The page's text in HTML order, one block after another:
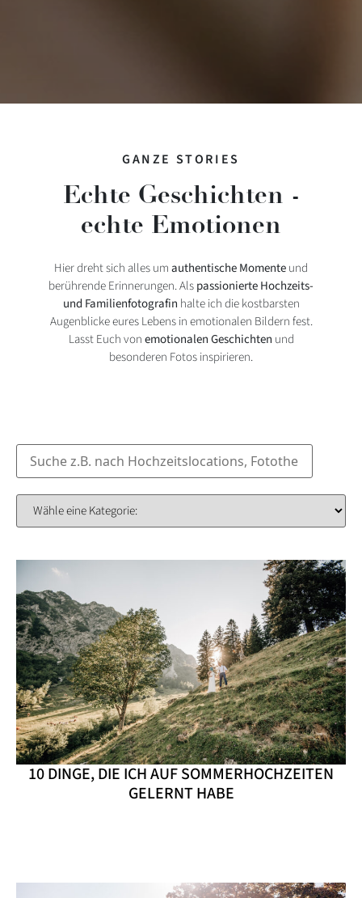
GANZE STORIES
Echte Geschichten -
echte Emotionen
Hier dreht sich alles umauthentische Momenteund
berührende Erinnerungen. Alspassionierte Hochzeits-
und Familienfotografin halte ich die kostbarsten
Augenblicke eures Lebens in emotionalen Bildern fest.
Lasst Euch vonemotionalen Geschichten und
besonderen Fotos inspirieren.
10 DINGE, DIE ICH AUF SOMMERHOCHZEITEN
GELERNT HABE